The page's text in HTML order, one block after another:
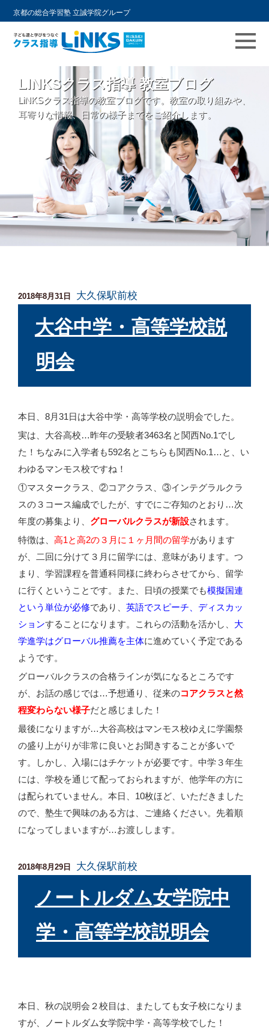
京都の総合学習塾 立誠学院グループ
LINKSクラス指導 教室ブログ
LiNKSクラス指導の教室ブログです。教室の取り組みや、
耳寄りな情報、日常の様子までをご紹介します。
投
2018年8月31日 大久保駅前校
大谷中学・高等学校説
明会
本日、8月31日は大谷中学・高等学校の説明会でした。
実は、大谷高校…昨年の受験者3463名と関西No.1でし
た！ちなみに入学者も592名とこちらも関西No.1…と、い
わゆるマンモス校ですね！
①マスタークラス、②コアクラス、③インテグラルクラ
スの３コース編成でしたが、すでにご存知のとおり…次
年度の募集より、 グローバルクラスが新設されます。
特徴は、 高1と高2の３月に１ヶ月間の留学があります
が、二回に分けて３月に留学には、意味があります。つ
まり、学習課程を普通科同様に終わらさせてから、留学
に行くということです。また、日頃の授業でも模擬国連
という単位が必修であり、 英語でスピーチ、ディスカッ
ションすることになります。これらの活動を活かし、 大
学進学はグローバル推薦を主体に進めていく予定である
ようです。
グローバルクラスの合格ラインが気になるところです
が、お話の感じでは…予想通り、従来のコアクラスと然
程変わらない様子だと感じました！
最後になりますが…大谷高校はマンモス校ゆえに学園祭
の盛り上がりが非常に良いとお聞きすることが多いで
す。しかし、入場にはチケットが必要です。中学３年生
には、学校を通じて配っておられますが、他学年の方に
は配られていません。本日、10枚ほど、いただきました
ので、塾生で興味のある方は、ご連絡ください。先着順
になってしまいますが…お渡しします。
投
2018年8月29日 大久保駅前校
ノートルダム女学院中
学・高等学校説明会
本日、秋の説明会２校目は、またしても女子校になりま
すが、ノートルダム女学院中学・高等学校でした！